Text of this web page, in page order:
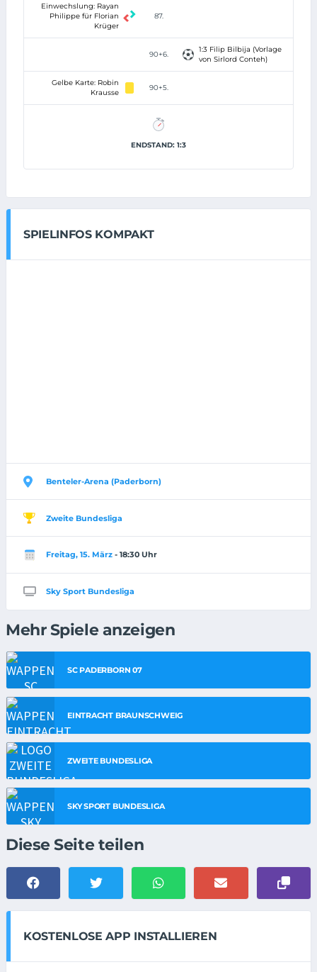
Einwechslung: Rayan
Philippe für Florian
Krüger
87.
90+6.
1:3 Filip Bilbija (Vorlage
von Sirlord Conteh)
Gelbe Karte: Robin
Krausse
90+5.
ENDSTAND: 1:3
SPIELINFOS KOMPAKT
Benteler-Arena (Paderborn)
Zweite Bundesliga
Freitag, 15. März - 18:30 Uhr
Sky Sport Bundesliga
Mehr Spiele anzeigen
SC PADERBORN 07
EINTRACHT BRAUNSCHWEIG
ZWEITE BUNDESLIGA
SKY SPORT BUNDESLIGA
Diese Seite teilen
KOSTENLOSE APP INSTALLIEREN